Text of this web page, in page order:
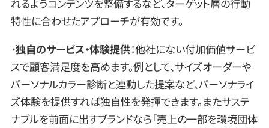
れるようコンテンツを整備するなど、ターゲット層の行動
特性に合わせたアプローチが有効です。
・独自のサービス・体験提供：他社にない付加価値サービ
スで顧客満足度を高めます。例として、サイズオーダーや
パーソナルカラー診断と連動した提案など、パーソナライ
ズ体験を提供すれば独自性を発揮できます。またサステ
ナブルを前面に出すブランドなら「売上の一部を環境団体